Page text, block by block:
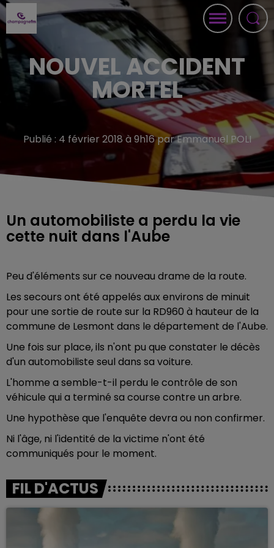
NOUVEL ACCIDENT
MORTEL
Publié : 4 février 2018 à 9h16 par Emmanuel POLI
Un automobiliste a perdu la vie
cette nuit dans l'Aube
Peu d'éléments sur ce nouveau drame de la route.
Les secours ont été appelés aux environs de minuit
pour une sortie de route sur la RD960 à hauteur de la
commune de Lesmont dans le département de l'Aube.
Une fois sur place, ils n'ont pu que constater le décès
d'un automobiliste seul dans sa voiture.
L'homme a semble-t-il perdu le contrôle de son
véhicule qui a terminé sa course contre un arbre.
Une hypothèse que l'enquête devra ou non confirmer.
Ni l'âge, ni l'identité de la victime n'ont été
communiqués pour le moment.
FIL D'ACTUS